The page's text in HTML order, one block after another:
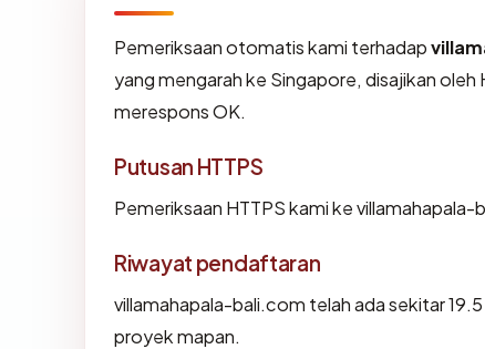
Pemeriksaan otomatis kami terhadap
yang mengarah ke Singapore, disajikan
merespons OK.
Putusan HTTPS
Pemeriksaan HTTPS kami ke
Riwayat pendaftaran
villamahapala-bali.com telah ada sekitar
proyek mapan.